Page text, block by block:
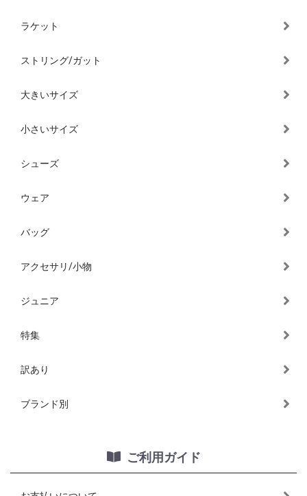
ラケット
ストリング/ガット
大きいサイズ
小さいサイズ
シューズ
ウェア
バッグ
アクセサリ/小物
ジュニア
特集
訳あり
ブランド別
ご利用ガイド